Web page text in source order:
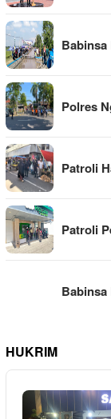
Polres
Patroli
Patroli
HUKRIM